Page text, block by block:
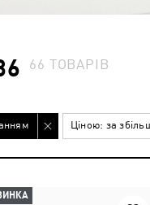
66 ТОВАРІВ
Ціною: за